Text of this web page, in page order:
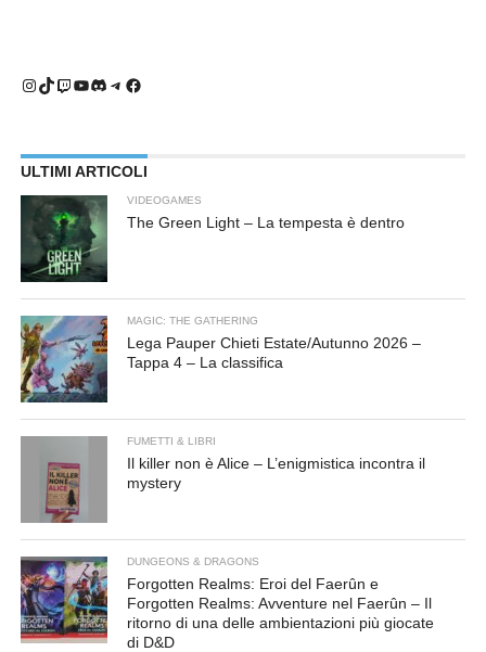
Instagram
TikTok
Twitch
YouTube
Discord
Telegram
Facebook
ULTIMI ARTICOLI
VIDEOGAMES
The Green Light – La tempesta è dentro
MAGIC: THE GATHERING
Lega Pauper Chieti Estate/Autunno 2026 –
Tappa 4 – La classifica
FUMETTI & LIBRI
Il killer non è Alice – L’enigmistica incontra il
mystery
DUNGEONS & DRAGONS
Forgotten Realms: Eroi del Faerûn e
Forgotten Realms: Avventure nel Faerûn – Il
ritorno di una delle ambientazioni più giocate
di D&D